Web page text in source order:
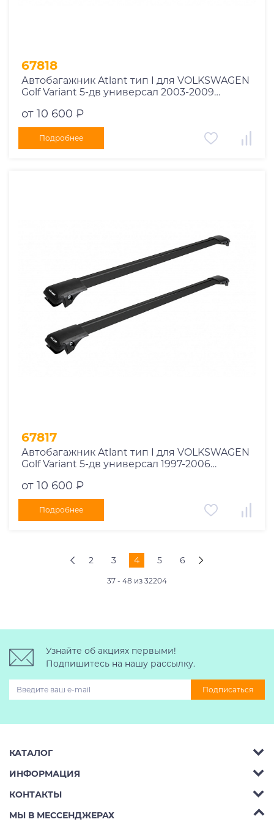
67818
Автобагажник Atlant тип I для VOLKSWAGEN
Golf Variant 5-дв универсал 2003-2009
10002+11114+11118
от 10 600 ₽
Подробнее
67817
Автобагажник Atlant тип I для VOLKSWAGEN
Golf Variant 5-дв универсал 1997-2006
10002+11118+11118
от 10 600 ₽
Подробнее
2 3 4 5 6
37 - 48 из 32204
Узнайте об акциях первыми!
Подпишитесь на нашу рассылку.
Подписаться
КАТАЛОГ
Багажник на крышу авто
Автобоксы
ИНФОРМАЦИЯ
Аренда
Ремонт
КОНТАКТЫ
Телефон: 8 (495) 2367486
МЫ В МЕССЕНДЖЕРАХ